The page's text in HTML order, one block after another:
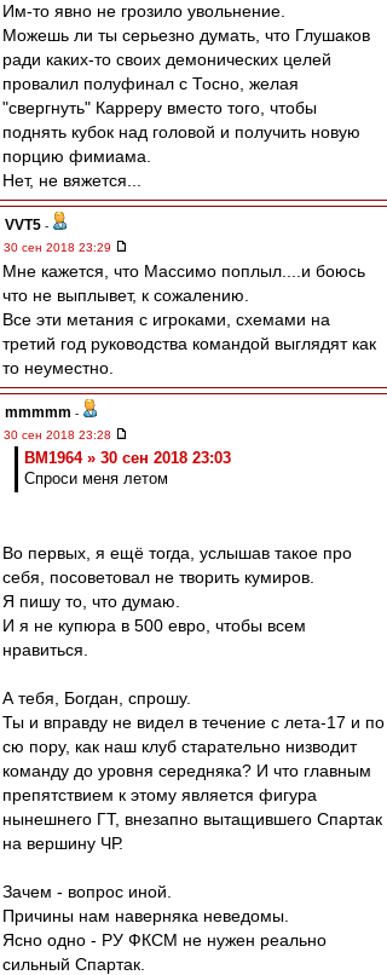
Им-то явно не грозило увольнение.
Можешь ли ты серьезно думать, что Глушаков
ради каких-то своих демонических целей
провалил полуфинал с Тосно, желая
"свергнуть" Карреру вместо того, чтобы
поднять кубок над головой и получить новую
порцию фимиама.
Нет, не вяжется...
VVT5 -
30 сен 2018 23:29
Мне кажется, что Массимо поплыл....и боюсь
что не выплывет, к сожалению.
Все эти метания с игроками, схемами на
третий год руководства командой выглядят как
то неуместно.
mmmmm -
30 сен 2018 23:28
BM1964 » 30 сен 2018 23:03
Спроси меня летом
Во первых, я ещё тогда, услышав такое про
себя, посоветовал не творить кумиров.
Я пишу то, что думаю.
И я не купюра в 500 евро, чтобы всем
нравиться.
А тебя, Богдан, спрошу.
Ты и вправду не видел в течение с лета-17 и по
сю пору, как наш клуб старательно низводит
команду до уровня середняка? И что главным
препятствием к этому является фигура
нынешнего ГТ, внезапно вытащившего Спартак
на вершину ЧР.
Зачем - вопрос иной.
Причины нам наверняка неведомы.
Ясно одно - РУ ФКСМ не нужен реально
сильный Спартак.